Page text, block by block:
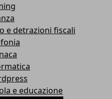
e detrazioni fiscali
e educazione